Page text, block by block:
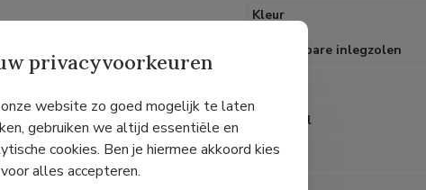
Kleur
Uitneembare inlegzolen
Materiaal
Voering
privacyvoorkeuren
website zo goed mogelijk te laten
gebruiken we altijd essentiële en
cookies. Ben je hiermee akkoord kies
alles accepteren.